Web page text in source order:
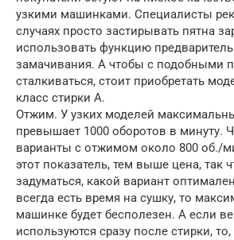
узкими машинками. Специалисты
случаях просто застирывать пятна
использовать функцию
замачивания. А чтобы с подобными
сталкиваться, стоит приобретать
класс стирки А.
Отжим. У узких моделей
превышает 1000 оборотов в минуту.
варианты с отжимом около 800 об./
этот показатель, тем выше цена, так
задуматься, какой вариант
всегда есть время на сушку, то
машинке будет бесполезен. А если
используются сразу после стирки,